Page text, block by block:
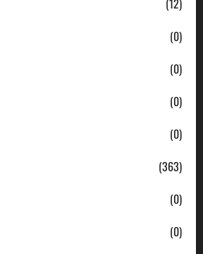
(0)
(0)
(0)
(0)
(363)
(0)
(0)